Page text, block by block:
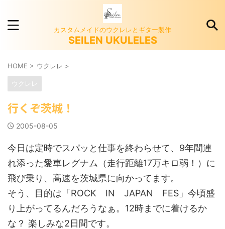
カスタムメイドのウクレレとギター製作
SEILEN UKULELES
HOME > ウクレレ >
ウクレレ
行くぞ茨城！
2005-08-05
今日は定時でスパッと仕事を終わらせて、9年間連
れ添った愛車レグナム（走行距離17万キロ弱！）に
飛び乗り、高速を茨城県に向かってます。
そう、目的は「ROCK IN JAPAN FES」今頃盛
り上がってるんだろうなぁ。12時までに着けるか
な？ 楽しみな2日間です。